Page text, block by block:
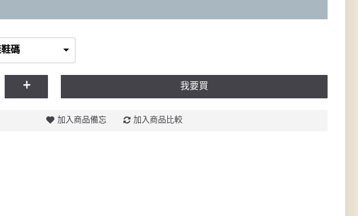
碼
+ 我要買
加入商品備忘 加入商品比較